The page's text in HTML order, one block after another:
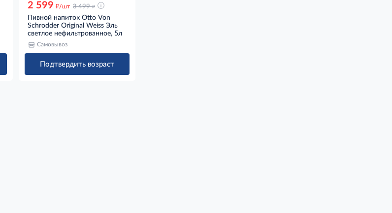
2 599 д/шт 3 499 д
Пивной напиток Otto Von
Schrodder Original Weiss Эль
светлое нефильтрованное, 5л
Самовывоз
Подтвердить возраст